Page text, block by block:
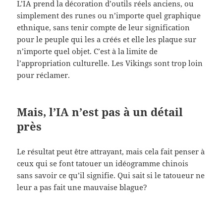
L’IA prend la décoration d’outils réels anciens, ou
simplement des runes ou n’importe quel graphique
ethnique, sans tenir compte de leur signification
pour le peuple qui les a créés et elle les plaque sur
n’importe quel objet. C’est à la limite de
l’appropriation culturelle. Les Vikings sont trop loin
pour réclamer.
Mais, l’IA n’est pas à un détail
près
Le résultat peut être attrayant, mais cela fait penser à
ceux qui se font tatouer un idéogramme chinois
sans savoir ce qu’il signifie. Qui sait si le tatoueur ne
leur a pas fait une mauvaise blague?